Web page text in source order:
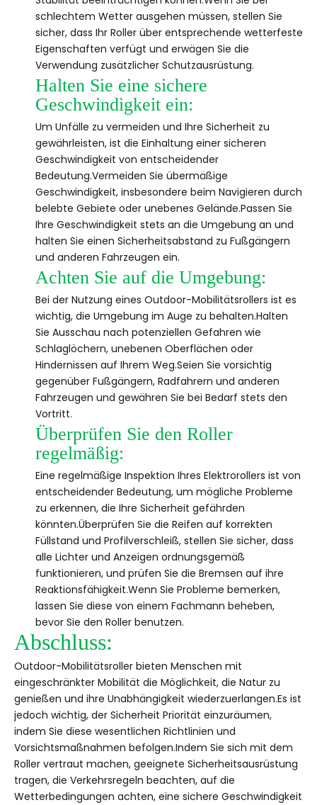
schlechtem Wetter ausgehen müssen, stellen Sie
sicher, dass Ihr Roller über entsprechende wetterfeste
Eigenschaften verfügt und erwägen Sie die
Verwendung zusätzlicher Schutzausrüstung.
Halten Sie eine sichere
Geschwindigkeit ein:
Um Unfälle zu vermeiden und Ihre Sicherheit zu
gewährleisten, ist die Einhaltung einer sicheren
Geschwindigkeit von entscheidender
Bedeutung.Vermeiden Sie übermäßige
Geschwindigkeit, insbesondere beim Navigieren durch
belebte Gebiete oder unebenes Gelände.Passen Sie
Ihre Geschwindigkeit stets an die Umgebung an und
halten Sie einen Sicherheitsabstand zu Fußgängern
und anderen Fahrzeugen ein.
Achten Sie auf die Umgebung:
Bei der Nutzung eines Outdoor-Mobilitätsrollers ist es
wichtig, die Umgebung im Auge zu behalten.Halten
Sie Ausschau nach potenziellen Gefahren wie
Schlaglöchern, unebenen Oberflächen oder
Hindernissen auf Ihrem Weg.Seien Sie vorsichtig
gegenüber Fußgängern, Radfahrern und anderen
Fahrzeugen und gewähren Sie bei Bedarf stets den
Vortritt.
Überprüfen Sie den Roller
regelmäßig:
Eine regelmäßige Inspektion Ihres Elektrorollers ist von
entscheidender Bedeutung, um mögliche Probleme
zu erkennen, die Ihre Sicherheit gefährden
könnten.Überprüfen Sie die Reifen auf korrekten
Füllstand und Profilverschleiß, stellen Sie sicher, dass
alle Lichter und Anzeigen ordnungsgemäß
funktionieren, und prüfen Sie die Bremsen auf ihre
Reaktionsfähigkeit.Wenn Sie Probleme bemerken,
lassen Sie diese von einem Fachmann beheben,
bevor Sie den Roller benutzen.
Abschluss:
Outdoor-Mobilitätsroller bieten Menschen mit
eingeschränkter Mobilität die Möglichkeit, die Natur zu
genießen und ihre Unabhängigkeit wiederzuerlangen.Es ist
jedoch wichtig, der Sicherheit Priorität einzuräumen,
indem Sie diese wesentlichen Richtlinien und
Vorsichtsmaßnahmen befolgen.Indem Sie sich mit dem
Roller vertraut machen, geeignete Sicherheitsausrüstung
tragen, die Verkehrsregeln beachten, auf die
Wetterbedingungen achten, eine sichere Geschwindigkeit